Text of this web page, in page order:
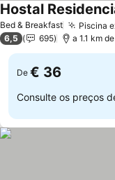
Bed & Breakfast Piscina
Hostal
6,5 695 a 1.1 km
De € 36
Consulte os preços